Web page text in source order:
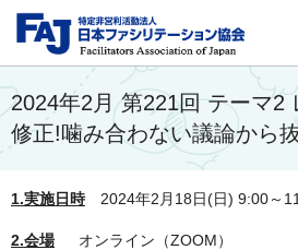
2024年2月 第221回 テーマ2
修正!噛み合わない議論から
1.実施日時 2024年2月18日(日) 9:00～
2.会場 オンライン（ZOOM）